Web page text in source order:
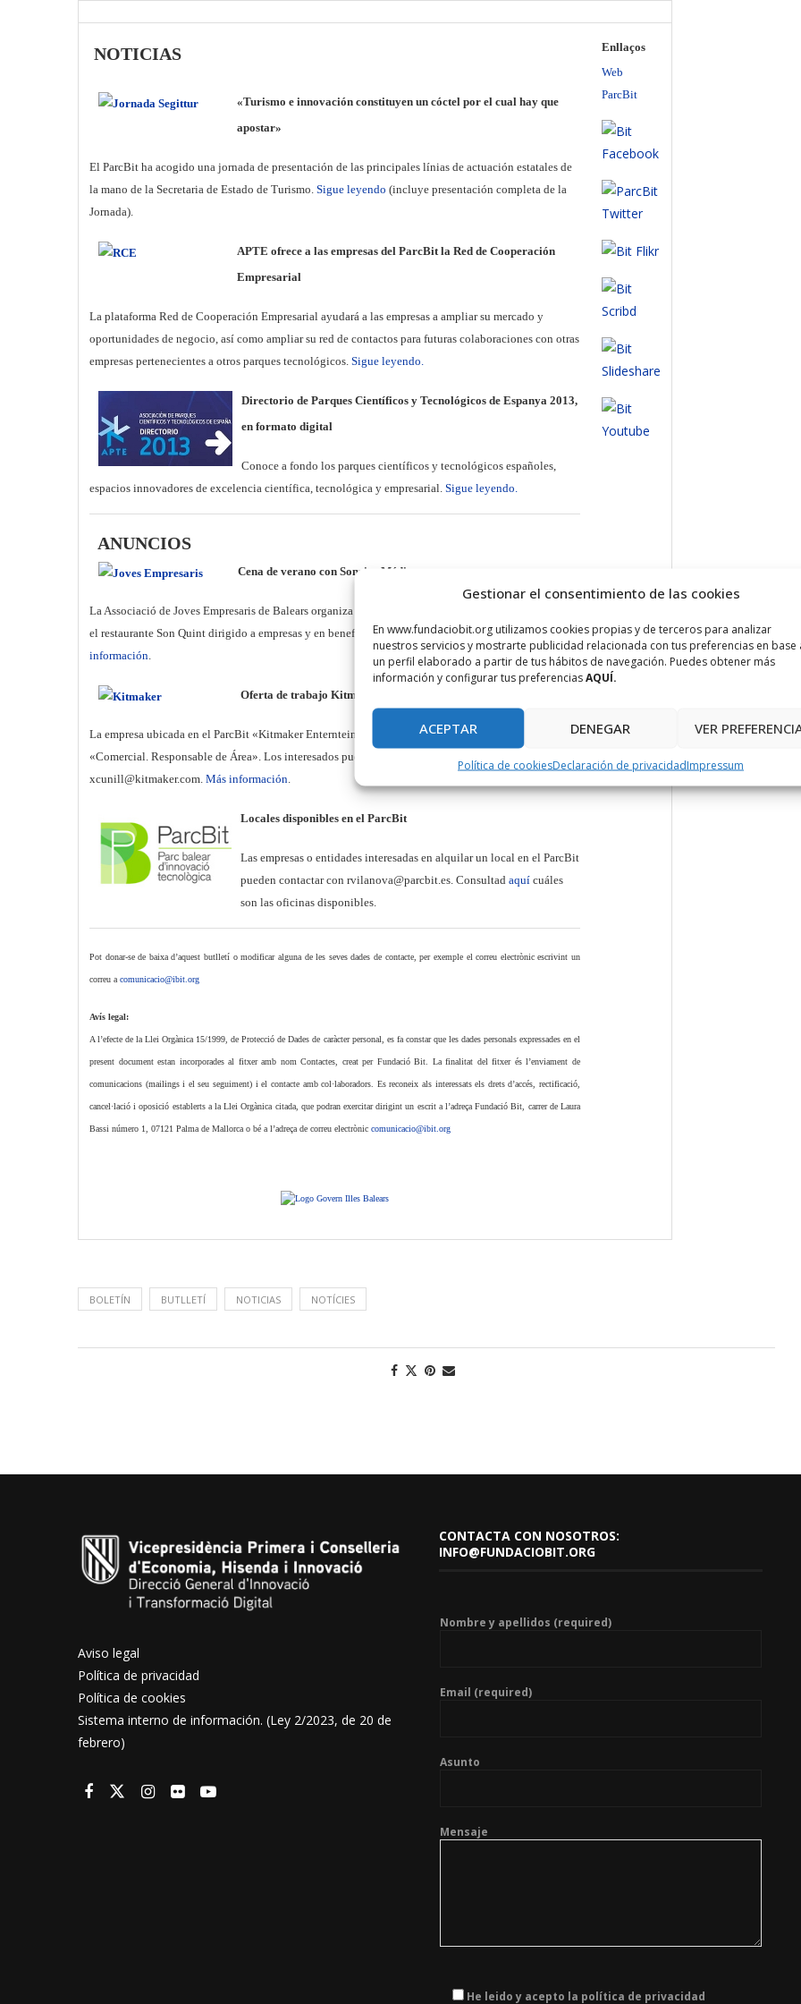
Gestionar el consentimiento de las cookies
En www.fundaciobit.org utilizamos cookies propias y de terceros para analizar
nuestros servicios y mostrarte publicidad relacionada con tus preferencias en base
un perfil elaborado a partir de tus hábitos de navegación. Puedes obtener más
información y configurar tus preferenciasAQUÍ.
ACEPTAR DENEGAR VER
Política de cookiesDeclaración de privacidadImpressum
NOTICIAS
«Turismo e innovación constituyen un cóctel por el cual hay que
apostar»
El ParcBit ha acogido una jornada de presentación de las principales línias de actuación estatales de
la mano de la Secretaria de Estado de Turismo. Sigue leyendo (incluye presentación completa de la
Jornada).
APTE ofrece a las empresas del ParcBit la Red de Cooperación
Empresarial
La plataforma Red de Cooperación Empresarial ayudará a las empresas a ampliar su mercado y
oportunidades de negocio, así como ampliar su red de contactos para futuras colaboraciones con otras
empresas pertenecientes a otros parques tecnológicos. Sigue leyendo.
Directorio de Parques Científicos y Tecnológicos de Espanya 2013,
en formato digital
Conoce a fondo los parques científicos y tecnológicos españoles,
espacios innovadores de excelencia científica, tecnológica y empresarial. Sigue leyendo.
ANUNCIOS
Cena de verano con Sonrisa Médica
La Associació de Joves Empresaris de Balears organiza para día 30 de julio una cena / networking en
el restaurante Son Quint dirigido a empresas y en beneficio a la ONG Sonrisa Médica.Más
información
Oferta de trabajo Kitmaker
La empresa ubicada en el ParcBit «Kitmaker Enternteinment» necesita cubrir el puesto de trabajo de
«Comercial. Responsable de Área». Los interesados pueden hacer llegar sus currículums al correo
xcunill@kitmaker.com. Más información
Locales disponibles en el ParcBit
Las empresas o entidades interesadas en alquilar un local en el ParcBit
pueden contactar con rvilanova@parcbit.es. Consultad aquí cuáles
son las oficinas disponibles.
Pot donar-se de baixa d’aquest butlletí o modificar alguna de les seves dades de contacte, per exemple el correu electrònic escrivint un
correu a comunicacio@ibit.org
Avís legal:
A l’efecte de la Llei Orgànica 15/1999, de Protecció de Dades de caràcter personal, es fa constar que les dades personals expressades en el
present document estan incorporades al fitxer amb nom Contactes, creat per Fundació Bit. La finalitat del fitxer és l’enviament de
comunicacions (mailings i el seu seguiment) i el contacte amb col·laboradors. Es reconeix als interessats els drets d’accés, rectificació,
cancel·lació i oposició establerts a la Llei Orgànica citada, que podran exercitar dirigint un escrit a l’adreça Fundació Bit, carrer de Laura
Bassi número 1, 07121 Palma de Mallorca o bé a l’adreça de correu electrònic comunicacio@ibit.org
Enllaços
Web
ParcBit
BOLETÍN BUTLLETÍ NOTICIAS NOTÍCIES
Aviso legal
Política de privacidad
Política de cookies
Sistema interno de información. (Ley 2/2023, de 20 de
febrero)
CONTACTA CON NOSOTROS:
INFO@FUNDACIOBIT.ORG
Nombre y apellidos (required)
Email (required)
Asunto
Mensaje
He leido y acepto la política de privacidad